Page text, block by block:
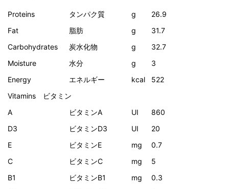
Proteins タンパク質 g
26.9
Fat
脂肪 g
31.7
Carbohydrates
炭水化物 g
32.7
Moisture
水分 g
3
Energy
エネルギー kcal
522
Vitamins ビタミン
A
ビタミンA UI
860
D3
ビタミンD3 UI
20
E
ビタミンE mg
0.7
C
ビタミンC mg
5
B1
ビタミンB1 mg
0.3